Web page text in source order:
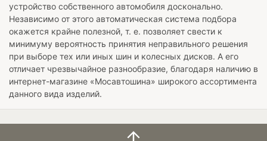
устройство собственного автомобиля досконально.
Независимо от этого автоматическая система подбора
окажется крайне полезной, т. е. позволяет свести к
минимуму вероятность принятия неправильного решения
при выборе тех или иных шин и колесных дисков. А его
отличает чрезвычайное разнообразие, благодаря наличию в
интернет-магазине «Мосавтошина» широкого ассортимента
данного вида изделий.